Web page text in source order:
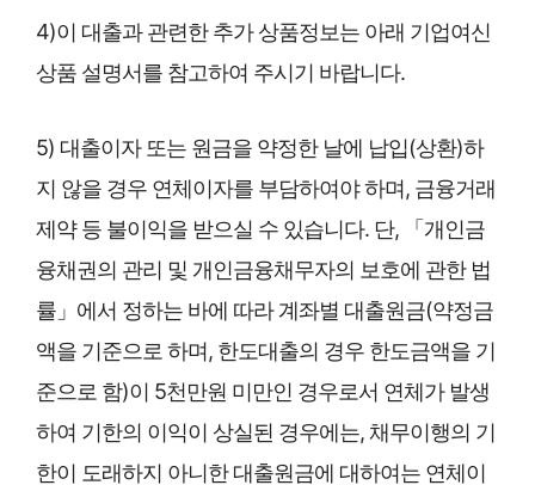
4)이 대출과 관련한 추가 상품정보는 아래 기업여신
상품 설명서를 참고하여 주시기 바랍니다.
5) 대출이자 또는 원금을 약정한 날에 납입(상환)하
지 않을 경우 연체이자를 부담하여야 하며, 금융거래
제약 등 불이익을 받으실 수 있습니다. 단, 「개인금
융채권의 관리 및 개인금융채무자의 보호에 관한 법
률」에서 정하는 바에 따라 계좌별 대출원금(약정금
액을 기준으로 하며, 한도대출의 경우 한도금액을 기
준으로 함)이 5천만원 미만인 경우로서 연체가 발생
하여 기한의 이익이 상실된 경우에는, 채무이행의 기
한이 도래하지 아니한 대출원금에 대하여는 연체이